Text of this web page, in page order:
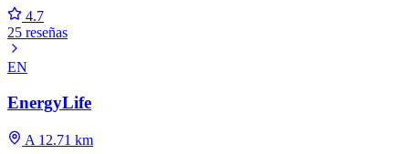
4.7
25 reseñas
EN
EnergyLife
A 12.71 km